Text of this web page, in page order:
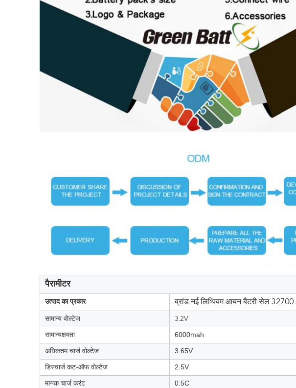
पैरामीटर
उत्पाद का प्रकार ब्रांड नई लिथियम आयन बैटरी सेल 32700
सामान्य वोल्टेज 3.2V
सामान्यक्षमता 6000mah
अधिकतम चार्ज वोल्टेज 3.65V
डिस्चार्ज कट-ऑफ वोल्टेज 2.5V
मानक चार्ज करंट 0.5C